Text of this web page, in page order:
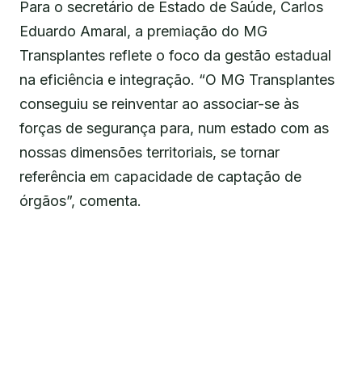
Para o secretário de Estado de Saúde, Carlos
Eduardo Amaral, a premiação do MG
Transplantes reflete o foco da gestão estadual
na eficiência e integração. “O MG Transplantes
conseguiu se reinventar ao associar-se às
forças de segurança para, num estado com as
nossas dimensões territoriais, se tornar
referência em capacidade de captação de
órgãos”, comenta.